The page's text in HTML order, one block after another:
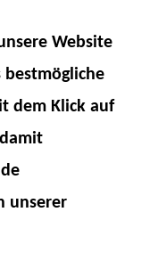
3mm
Website
bestmögliche
dem Klick auf
unserer